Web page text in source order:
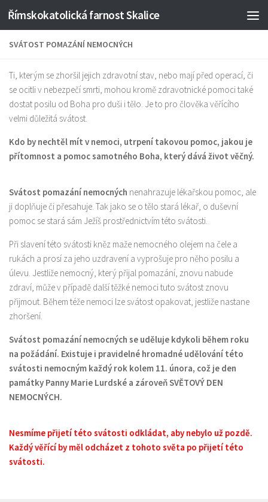
Skip to content
Římskokatolická farnost Skalice
SVÁTOST POMAZÁNÍ NEMOCNÝCH
Ti, kterým se zhoršil jejich zdravotní stav, nebo mají před operací, či
se ocitli v nebezpečí smrti, mohou kromě zdravotnické pomoci také
dostat posilu od Boha pro duši i tělo. Je to pro člověka věřícího
velmi důležitá svátost.
Kdo by nechtěl mít v nemoci, utrpení takovou pomoc, jakou je
přítomnost a pomoc samotného Boha, který dává život věčný.
Svátost pomazání nemocných nenahrazuje lékařskou pomoc, ale
ji doplňuje či přesahuje. Tak jako se o tělo stará lékař, o duševní
pomoc se stará sám Ježíš prostřednictvím této svátosti.
Při slavení této svátosti kněz maže nemocného olejem na čele a
rukách a prosí za jeho uzdravení a vyprošuje pro něho posilu a
úlevu. Jestliže nemocný, který přijal pomazání, znovu nabude
zdraví, může v případě další těžké nemoci tuto svátost znovu
přijmout. Během téže nemoci lze svátost opakovat, jestliže nastane
zhoršení.
Svátost pomazání nemocných se uděluje kdykoli během roku
na požádání. Existuje i pravidelné hromadné udělování této
svátosti nemocným každý rok kolem 11. února, což je den
památky Panny Marie Lurdské a zároveň SVĚTOVÝ DEN
NEMOCNÝCH.
Nesmíme přijetí této svátosti odkládat, aby nebylo už pozdě.
Každý věřící by měl odcházet z tohoto světa po přijetí této
svátosti.